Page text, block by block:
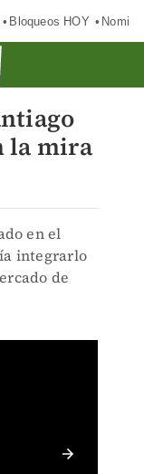
Bloqueos HOY
la mira
en el
integrarlo
de